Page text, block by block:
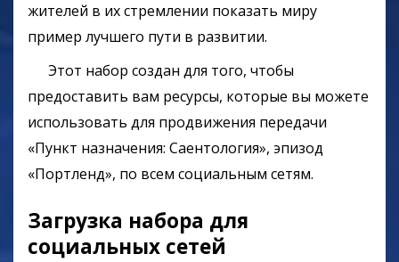
жителей в их стремлении показать миру
пример лучшего пути в развитии.
Этот набор создан для того, чтобы
предоставить вам ресурсы, которые вы можете
использовать для продвижения передачи
«Пункт назначения: Саентология», эпизод
«Портленд», по всем социальным сетям.
Загрузка набора для
социальных сетей